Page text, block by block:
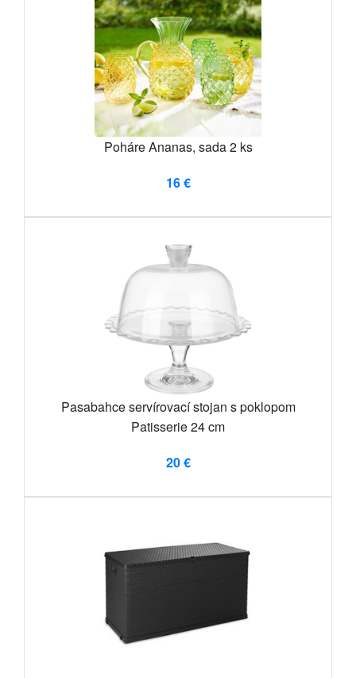
Poháre Ananas, sada 2 ks
16 €
Pasabahce servírovací stojan s poklopom
Patisserie 24 cm
20 €